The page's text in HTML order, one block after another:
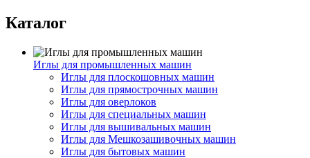
Каталог
Иглы для промышленных машин
Иглы для плоскошовных машин
Иглы для прямострочных машин
Иглы для оверлоков
Иглы для специальных машин
Иглы для вышивальных машин
Иглы для Мешкозашивочных машин
Иглы для бытовых машин